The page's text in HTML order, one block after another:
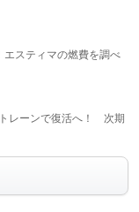
スティマの燃費を調べ
レーンで復活へ！ 次期